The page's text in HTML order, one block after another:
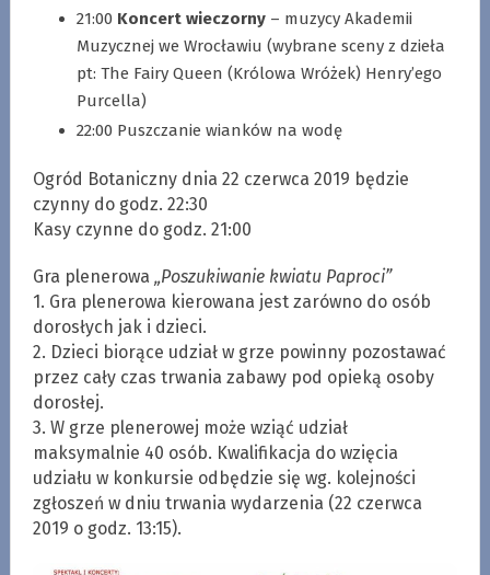
21:00 Koncert wieczorny– muzycy Akademii
Muzycznej we Wrocławiu (wybrane sceny z dzieła
pt: The Fairy Queen (Królowa Wróżek) Henry’ego
Purcella)
22:00 Puszczanie wianków na wodę
Ogród Botaniczny dnia 22 czerwca 2019 będzie
czynny do godz. 22:30
Kasy czynne do godz. 21:00
Gra plenerowa „Poszukiwanie kwiatu Paproci”
1. Gra plenerowa kierowana jest zarówno do osób
dorosłych jak i dzieci.
2. Dzieci biorące udział w grze powinny pozostawać
przez cały czas trwania zabawy pod opieką osoby
dorosłej.
3. W grze plenerowej może wziąć udział
maksymalnie 40 osób. Kwalifikacja do wzięcia
udziału w konkursie odbędzie się wg. kolejności
zgłoszeń w dniu trwania wydarzenia (22 czerwca
2019 o godz. 13:15).